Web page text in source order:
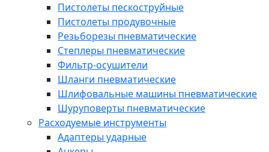
Пистолеты пескоструйные
Пистолеты продувочные
Резьборезы пневматические
Степлеры пневматические
Фильтр-осушители
Шланги пневматические
Шлифовальные машины пневматические
Шуруповерты пневматические
Расходуемые инструменты
Адаптеры ударные